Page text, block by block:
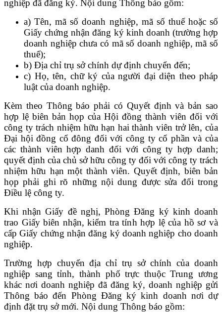
nghiệp đã đăng ký. Nội dung Thông báo gồm:
a) Tên, mã số doanh nghiệp, mã số thuế hoặc số
Giấy chứng nhận đăng ký kinh doanh (trường hợp
doanh nghiệp chưa có mã số doanh nghiệp, mã số
thuế);
b) Địa chỉ trụ sở chính dự định chuyển đến;
c) Họ, tên, chữ ký của người đại diện theo pháp
luật của doanh nghiệp.
Kèm theo Thông báo phải có Quyết định và bản sao
hợp lệ biên bản họp của Hội đồng thành viên đối với
công ty trách nhiệm hữu hạn hai thành viên trở lên, của
Đại hội đồng cổ đông đối với công ty cổ phần và của
các thành viên hợp danh đối với công ty hợp danh;
quyết định của chủ sở hữu công ty đối với công ty trách
nhiệm hữu hạn một thành viên. Quyết định, biên bản
họp phải ghi rõ những nội dung được sửa đổi trong
Điều lệ công ty.
Khi nhận Giấy đề nghị, Phòng Đăng ký kinh doanh
trao Giấy biên nhận, kiểm tra tính hợp lệ của hồ sơ và
cấp Giấy chứng nhận đăng ký doanh nghiệp cho doanh
nghiệp.
Trường hợp chuyển địa chỉ trụ sở chính của doanh
nghiệp sang tỉnh, thành phố trực thuộc Trung ương
khác nơi doanh nghiệp đã đăng ký, doanh nghiệp gửi
Thông báo đến Phòng Đăng ký kinh doanh nơi dự
định đặt trụ sở mới. Nội dung Thông báo gồm: